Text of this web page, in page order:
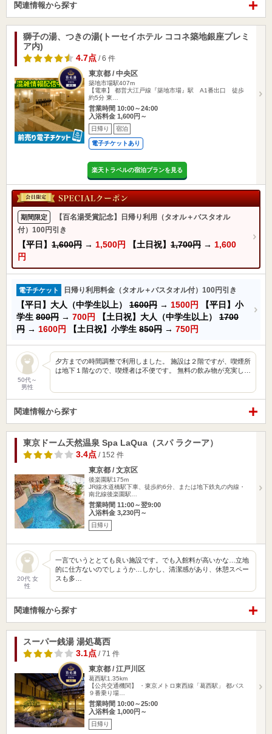
関連情報から探す
獅子の湯、つきの湯(トーセイホテル ココネ築地銀座プレミ
ア内)
4.7点 / 6 件
東京都 / 中央区
築地市場駅407m
【電車】 都営大江戸線『築地市場』駅 A1番出口 徒歩
約5分 東…
営業時間 10:00～24:00
入浴料金 1,600円～
日帰り 宿泊
電子チケットあり
楽天トラベルの宿泊プランを見る
期間限定
【百名湯受賞記念】日帰り利用（タオル＋バスタオル
付）100円引き
【平日】 1,600円 → 1,500円 【土日祝】 1,700円 → 1,600
円
電子チケット 日帰り利用料金（タオル＋バスタオル付）100円引き
【平日】大人（中学生以上） 1600円 → 1500円
【平日】小
学生 800円 → 700円 【土日祝】大人（中学生以上） 1700
円 → 1600円 【土日祝】小学生 850円 → 750円
50代～
男性
夕方までの時間調整で利用しました。 施設は２階ですが、喫煙所
は地下１階なので、喫煙者は不便です。 無料の飲み物が充実し…
関連情報から探す
東京ドーム天然温泉 Spa LaQua（スパ ラクーア）
3.4点 / 152 件
東京都 / 文京区
後楽園駅175m
JR線水道橋駅下車、徒歩約6分、または地下鉄丸の内線・
南北線後楽園駅…
営業時間 11:00～翌9:00
入浴料金 3,230円～
日帰り
20代 女
性
一言でいうととても良い施設です。でも入館料が高いかな…立地
的に仕方ないのでしょうか…しかし、清潔感があり、休憩スペー
スも多…
関連情報から探す
スーパー銭湯 湯処葛西
3.1点 / 71 件
東京都 / 江戸川区
葛西駅1.35km
【公共交通機関】 ・東京メトロ東西線「葛西駅」 都バス
９番乗り場…
営業時間 10:00～25:00
入浴料金 1,000円～
日帰り